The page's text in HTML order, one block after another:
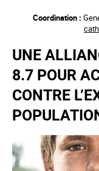
principal
Coordination :
UNE
8.7 POUR
CONTRE